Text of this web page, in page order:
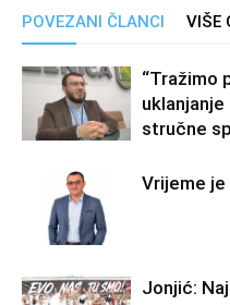
POVEZANI ČLANCI VIŠE
“Tražimo
stručne
Vrijeme je
Jonjić: